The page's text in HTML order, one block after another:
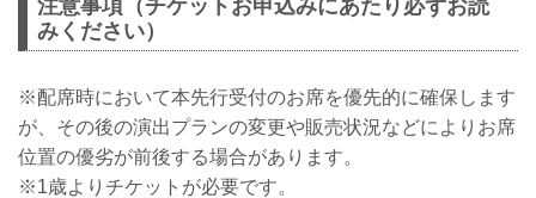
注意事項（チケットお申込みにあたり必ずお読
みください）
※配席時において本先行受付のお席を優先的に確保します
が、その後の演出プランの変更や販売状況などによりお席
位置の優劣が前後する場合があります。
※1歳よりチケットが必要です。